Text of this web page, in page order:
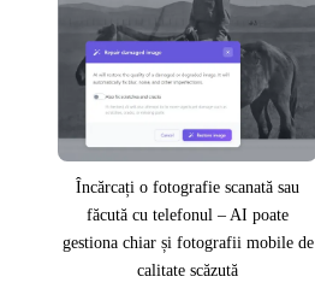
Încărcați o fotografie scanată sau
făcută cu telefonul – AI poate
gestiona chiar și fotografii mobile de
calitate scăzută